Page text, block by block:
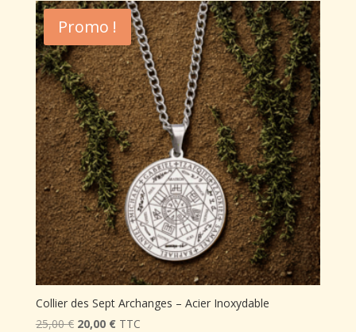
était :
25,00 €.
est :
20,00 €.
Promo !
Collier des Sept Archanges – Acier Inoxydable
25,00€ Le
20,00 €LeTTC